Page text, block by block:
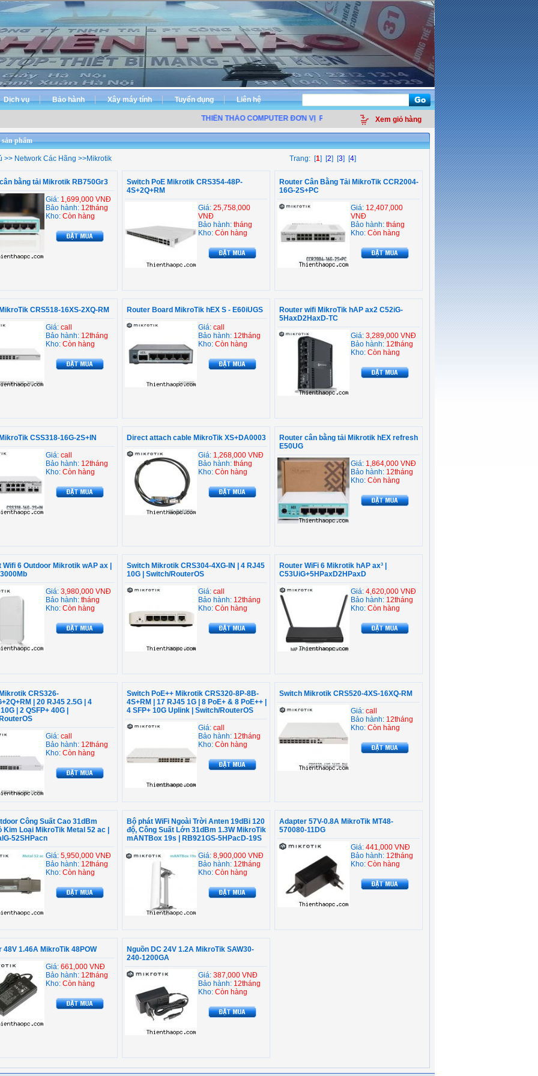
Dịch vụ Bảo hành Xây máy tính Tuyển dụng Liên hệ
THIÊN THẢO COMPUTER ĐƠN VỊ PHÂN PHỐI LINH KIỆN ĐIỆN TỬ MÁY TÍNH - THIẾT BỊ VĂN
Xem giỏ hàng
phẩm
>> Network Các Hãng >>Mikrotik Trang: [1] [2] [3] [4]
bằng tải Mikrotik RB750Gr3
Giá: 1,699,000 VNĐ
Bảo hành: 12tháng
Kho: Còn hàng
Switch PoE Mikrotik CRS354-48P-
4S+2Q+RM
Giá: 25,758,000
VNĐ
Bảo hành: tháng
Kho: Còn hàng
Router Cân Bằng Tải MikroTik CCR2004-
16G-2S+PC
Giá: 12,407,000
VNĐ
Bảo hành: tháng
Kho: Còn hàng
CRS518-16XS-2XQ-RM
Giá: call
Bảo hành: 12tháng
Kho: Còn hàng
Router Board MikroTik hEX S - E60iUGS
Giá: call
Bảo hành: 12tháng
Kho: Còn hàng
Router wifi MikroTik hAP ax2 C52iG-
5HaxD2HaxD-TC
Giá: 3,289,000 VNĐ
Bảo hành: 12tháng
Kho: Còn hàng
CSS318-16G-2S+IN
Giá: call
Bảo hành: 12tháng
Kho: Còn hàng
Direct attach cable MikroTik XS+DA0003
Giá: 1,268,000 VNĐ
Bảo hành: tháng
Kho: Còn hàng
Router cân bằng tải Mikrotik hEX refresh
E50UG
Giá: 1,864,000 VNĐ
Bảo hành: 12tháng
Kho: Còn hàng
Wifi 6 Outdoor Mikrotik wAP ax |
Giá: 3,980,000 VNĐ
Bảo hành: tháng
Kho: Còn hàng
Switch Mikrotik CRS304-4XG-IN | 4 RJ45
10G | Switch/RouterOS
Giá: call
Bảo hành: 12tháng
Kho: Còn hàng
Router WiFi 6 Mikrotik hAP ax³ |
C53UiG+5HPaxD2HPaxD
Giá: 4,620,000 VNĐ
Bảo hành: 12tháng
Kho: Còn hàng
CRS326-
| 20 RJ45 2.5G | 4
| 2 QSFP+ 40G |
Giá: call
Bảo hành: 12tháng
Kho: Còn hàng
Switch PoE++ Mikrotik CRS320-8P-8B-
4S+RM | 17 RJ45 1G | 8 PoE+ & 8 PoE++ |
4 SFP+ 10G Uplink | Switch/RouterOS
Giá: call
Bảo hành: 12tháng
Kho: Còn hàng
Switch Mikrotik CRS520-4XS-16XQ-RM
Giá: call
Bảo hành: 12tháng
Kho: Còn hàng
Công Suất Cao 31dBm
Kim Loại MikroTik Metal 52 ac |
52SHPacn
Giá: 5,950,000 VNĐ
Bảo hành: 12tháng
Kho: Còn hàng
Bộ phát WiFi Ngoài Trời Anten 19dBi 120
độ, Công Suất Lớn 31dBm 1.3W MikroTik
mANTBox 19s | RB921GS-5HPacD-19S
Giá: 8,900,000 VNĐ
Bảo hành: 12tháng
Kho: Còn hàng
Adapter 57V-0.8A MikroTik MT48-
570080-11DG
Giá: 441,000 VNĐ
Bảo hành: 12tháng
Kho: Còn hàng
48V 1.46A MikroTik 48POW
Giá: 661,000 VNĐ
Bảo hành: 12tháng
Kho: Còn hàng
Nguồn DC 24V 1.2A MikroTik SAW30-
240-1200GA
Giá: 387,000 VNĐ
Bảo hành: 12tháng
Kho: Còn hàng